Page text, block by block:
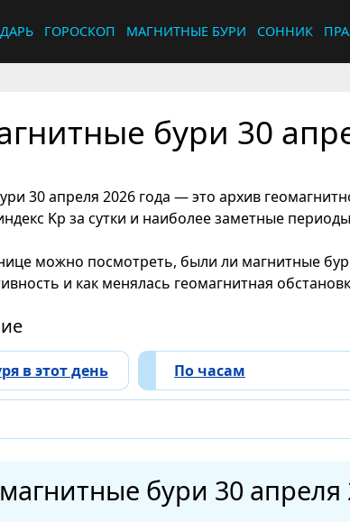
ГОРОСКОП МАГНИТНЫЕ БУРИ СОННИК
бури 30
30 апреля 2026 года — это архив
Kp за сутки и наиболее заметные
можно посмотреть, были ли магнитные
и как менялась геомагнитная
в этот день По часам
бури 30 апреля